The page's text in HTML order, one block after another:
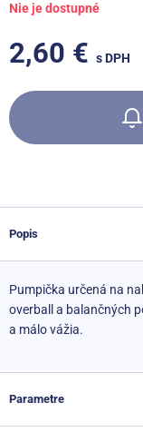
Nie je dostupné
2,60 € s DPH
Popis
Pumpička určená na
overball a balančných
a málo vážia.
Parametre